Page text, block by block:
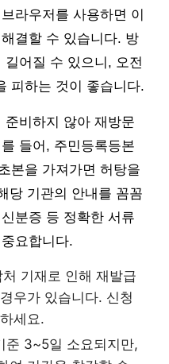
라우저를 사용하면 이
결할 수 있습니다. 방
어질 수 있으니, 오전
피하는 것이 좋습니다.
비하지 않아 재방문
들어, 주민등록등본
본을 가져가면 허탕을
당 기관의 안내를 꼼꼼
분증 등 정확한 서류
요합니다.
기재로 인해 재발급
우가 있습니다. 신청
세요.
준 3~5일 소요되지만,